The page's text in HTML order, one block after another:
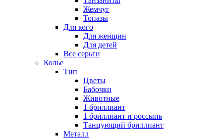
Жемчуг
Топазы
Для кого
Для женщин
Для детей
Все серьги
Колье
Тип
Цветы
Бабочки
Животные
1 бриллиант
1 бриллиант и россыпь
Танцующий бриллиант
Металл